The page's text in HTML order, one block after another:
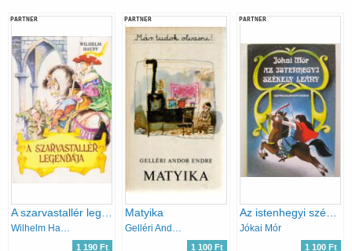
PARTNER
1 190 Ft
PARTNER
Matyika
1 100 Ft
PARTNER
Az istenhegyi székely leány
Jókai Mór
1 100 Ft